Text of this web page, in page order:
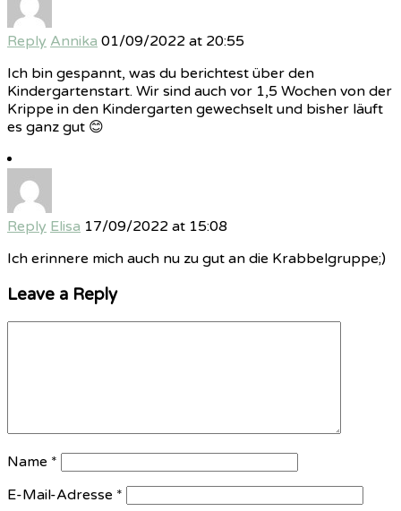
Reply Annika 01/09/2022 at 20:55
Ich bin gespannt, was du berichtest über den
Kindergartenstart. Wir sind auch vor 1,5 Wochen von der
Krippe in den Kindergarten gewechselt und bisher läuft
es ganz gut 😊
Reply Elisa 17/09/2022 at 15:08
Ich erinnere mich auch nu zu gut an die Krabbelgruppe;)
Leave a Reply
Name *
E-Mail-Adresse *